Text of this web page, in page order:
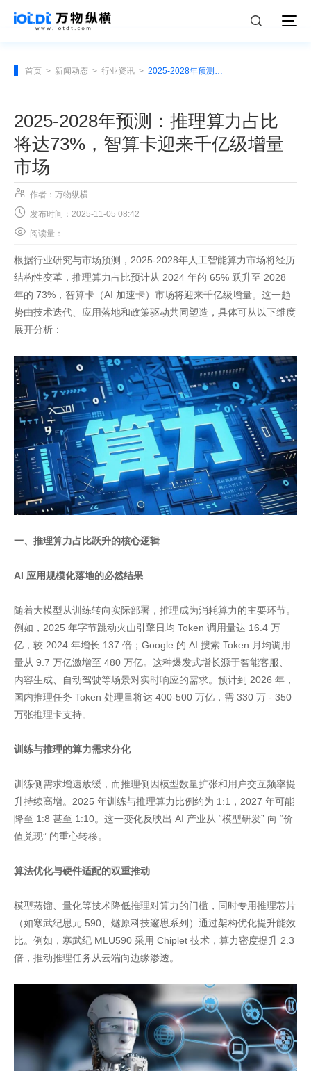
首页 > 新闻动态 > 行业资讯 > 2025-2028年预测：推理算力占比将达73%，智算卡迎来千亿级增量市场
2025-2028年预测：推理算力占比
将达73%，智算卡迎来千亿级增量
市场
 作者：万物纵横
 发布时间：2025-11-05 08:42
 阅读量：
根据行业研究与市场预测，2025-2028年人工智能算力市场将经历
结构性变革，推理算力占比预计从 2024 年的 65% 跃升至 2028
年的 73%，智算卡（AI 加速卡）市场将迎来千亿级增量。这一趋
势由技术迭代、应用落地和政策驱动共同塑造，具体可从以下维度
展开分析：
一、推理算力占比跃升的核心逻辑
AI 应用规模化落地的必然结果
随着大模型从训练转向实际部署，推理成为消耗算力的主要环节。
例如，2025 年字节跳动火山引擎日均 Token 调用量达 16.4 万
亿，较 2024 年增长 137 倍；Google 的 AI 搜索 Token 月均调用
量从 9.7 万亿激增至 480 万亿。这种爆发式增长源于智能客服、
内容生成、自动驾驶等场景对实时响应的需求。预计到 2026 年，
国内推理任务 Token 处理量将达 400-500 万亿，需 330 万 - 350
万张推理卡支持。
训练与推理的算力需求分化
训练侧需求增速放缓，而推理侧因模型数量扩张和用户交互频率提
升持续高增。2025 年训练与推理算力比例约为 1:1，2027 年可能
降至 1:8 甚至 1:10。这一变化反映出 AI 产业从 “模型研发” 向 “价
值兑现” 的重心转移。
算法优化与硬件适配的双重推动
模型蒸馏、量化等技术降低推理对算力的门槛，同时专用推理芯片
（如寒武纪思元 590、燧原科技邃思系列）通过架构优化提升能效
比。例如，寒武纪 MLU590 采用 Chiplet 技术，算力密度提升 2.3
倍，推动推理任务从云端向边缘渗透。